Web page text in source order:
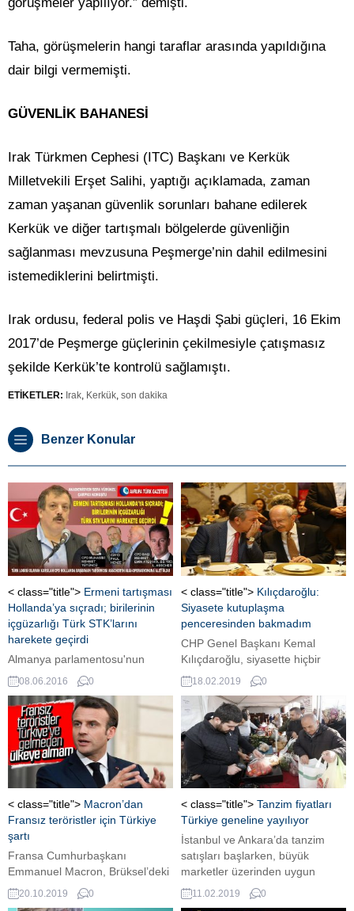
Taha, görüşmelerin hangi taraflar arasında yapıldığına
dair bilgi vermemişti.
GÜVENLİK BAHANESİ
Irak Türkmen Cephesi (ITC) Başkanı ve Kerkük
Milletvekili Erşet Salihi, yaptığı açıklamada, zaman
zaman yaşanan güvenlik sorunları bahane edilerek
Kerkük ve diğer tartışmalı bölgelerde güvenliğin
sağlanması mevzusuna Peşmerge’nin dahil edilmesini
istemediklerini belirtmişti.
Irak ordusu, federal polis ve Haşdi Şabi güçleri, 16 Ekim
2017’de Peşmerge güçlerinin çekilmesiyle çatışmasız
şekilde Kerkük’te kontrolü sağlamıştı.
ETİKETLER: Irak, Kerkük, son dakika
Benzer Konular
< class="title"> Ermeni tartışması
Hollanda’ya sıçradı; birilerinin
içgüzarlığı Türk STK’larını
harekete geçirdi
Almanya parlamentosu'nun
'Ermeni soykırım' kararı
Hollanda'ya sıçradı. Hollanda'nın
sosyal-demokrat PvdA'lı
Başbakan Yardımcısı Lodewijk
Asscher'in konuya el atması bazı
algı merkezlerini harekete
geçirdi.
08.06.2016 0
< class="title"> Kılıçdaroğlu:
Siyasete kutuplaşma
penceresinden bakmadım
CHP Genel Başkanı Kemal
Kılıçdaroğlu, siyasette hiçbir
zaman kutuplaşmaya gitmediğini
belirtti.
18.02.2019 0
< class="title"> Macron’dan
Fransız teröristler için Türkiye
şartı
Fransa Cumhurbaşkanı
Emmanuel Macron, Brüksel’deki
Avrupa Birliği (AB) Liderler
Zirvesi’nin ardından basın
20.10.2019 0
< class="title"> Tanzim fiyatları
Türkiye geneline yayılıyor
İstanbul ve Ankara’da tanzim
satışları başlarken, büyük
marketler üzerinden uygun
fiyatlar, tüm Türkiye geneline
yayılmaya başladı.
11.02.2019 0